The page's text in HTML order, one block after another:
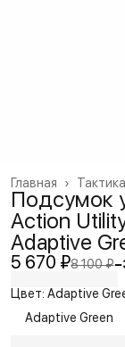
Тактика
Главная ›
Подсумок
Action
Adaptive
5 670 ₽8 100 ₽−
Цвет: Adaptive
Adaptive Green